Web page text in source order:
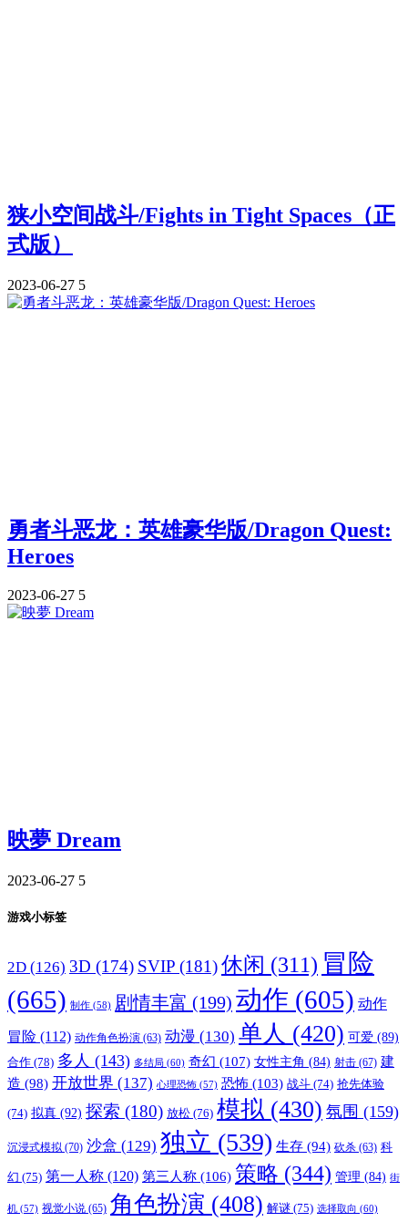
狭小空间战斗/Fights in Tight Spaces（正
式版）
2023-06-27 5
勇者斗恶龙：英雄豪华版/Dragon Quest:
Heroes
2023-06-27 5
映夢 Dream
2023-06-27 5
游戏小标签
2D (126) 3D (174) SVIP (181)休闲 (311) 冒险
(665) 制作 (58) 剧情丰富 (199) 动作 (605) 动作
冒险 (112) 动作角色扮演 (63) 动漫 (130) 单人 (420) 可爱 (89)
合作 (78) 多人 (143) 多结局 (60) 奇幻 (107) 女性主角 (84) 射击 (67) 建
造 (98) 开放世界 (137) 心理恐怖 (57) 恐怖 (103) 战斗 (74) 抢先体验
(74) 拟真 (92) 探索 (180) 放松 (76) 模拟 (430) 氛围 (159)
沉浸式模拟 (70) 沙盒 (129) 独立 (539) 生存 (94) 砍杀 (63) 科
幻 (75) 第一人称 (120) 第三人称 (106) 策略 (344) 管理 (84) 街
机 (57) 视觉小说 (65) 角色扮演 (408) 解谜 (75) 选择取向 (60)